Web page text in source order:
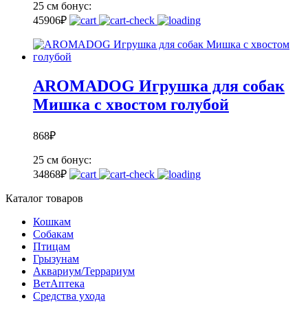
25 см бонус:
45906₽
AROMADOG Игрушка для собак
Мишка с хвостом голубой
868₽
25 см бонус:
34868₽
Каталог товаров
Кошкам
Собакам
Птицам
Грызунам
Аквариум/Террариум
ВетАптека
Средства ухода